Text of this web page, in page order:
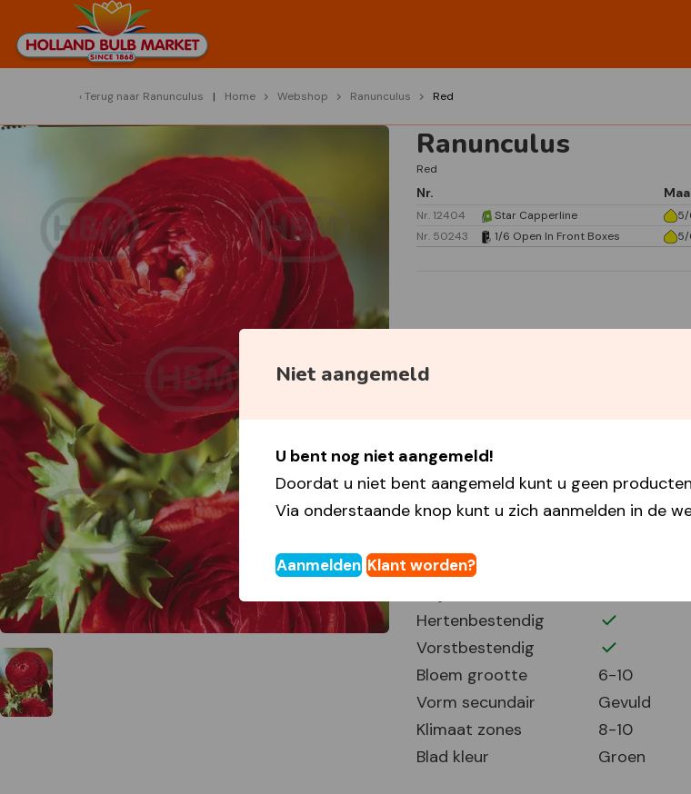
Niet aangemeld
U bent nog niet aangemeld!
Doordat u niet bent aangemeld kunt u geen
Via onderstaande knop kunt u zich aanmelden in de
Aanmelden Klant worden?
Terug naar Ranunculus Home Webshop Ranunculus Red
Ranunculus
Red
Nr.
Nr. 12404 Star Capperline 5/
Nr. 50243
1/6 Open In Front Boxes 5/
Primaire kleur
Plant periode
Bloei periode
5-7
Bloemhoogte
40
Half zonnig
Hertenbestendig
Vorstbestendig
Bloem grootte
6-10
Vorm secundair
Gevuld
Klimaat zones
8-10
Blad kleur
Groen